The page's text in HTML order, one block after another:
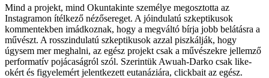
Mind a projekt, mind Okuntakinte személye megosztotta az
Instagramon ítélkező nézősereget. A jóindulatú szkeptikusok
kommentekben imádkoznak, hogy a megváltó bírja jobb belátásra a
művészt. A rosszindulatú szkeptikusok azzal piszkálják, hogy
úgysem mer meghalni, az egész projekt csak a művészekre jellemző
performatív pojácaságról szól. Szerintük Awuah-Darko csak like-
okért és figyelemért jelentkezett eutanáziára, clickbait az egész.